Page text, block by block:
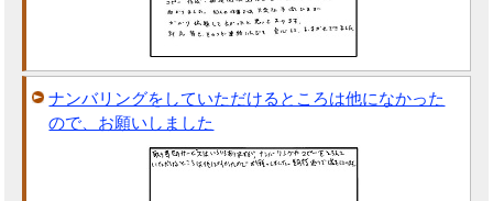
ナンバリングをしていただけるところは他になかった
ので、お願いしました